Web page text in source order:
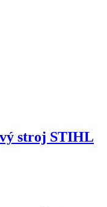
stroj STIHL